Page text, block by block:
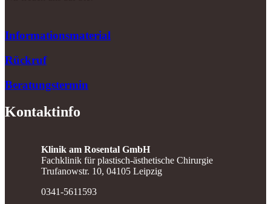
Informationsmaterial
Rückruf
Beratungstermin
Kontaktinfo
Klinik am Rosental GmbH
Fachklinik für plastisch-ästhetische Chirurgie
Trufanowstr. 10, 04105 Leipzig
0341-5611593